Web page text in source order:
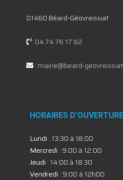
01460 Béard-Géovreissiat
: 04 74 76 17 82
: mairie@beard-
HORAIRES D’OUVERTURE
Lundi : 13:30 à 18:00
Mercredi : 9:00 à 12:00
Jeudi : 14:00 à 18:30
Vendredi : 9:00 à 12h00